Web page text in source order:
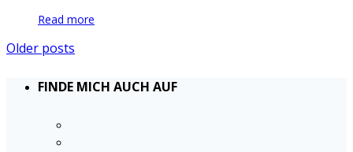
Read more
Older posts
FINDE MICH AUCH AUF